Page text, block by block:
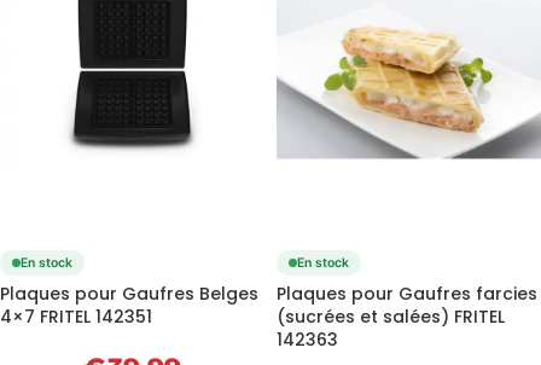
En stock
Plaques pour Gaufres Belges
4×7 FRITEL 142351
En stock
Plaques pour Gaufres farcies
(sucrées et salées) FRITEL
142363